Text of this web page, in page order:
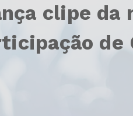
clipe da
de